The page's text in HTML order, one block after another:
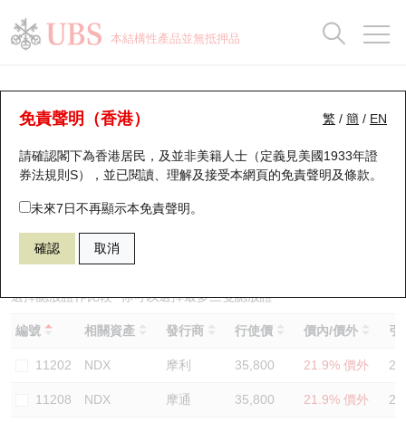
本結構性產品並無抵押品
繁 / 簡 / EN
免責聲明（香港）
請確認閣下為香港居民，及並非美籍人士（定義見美國1933年證
券法規則S），並已閱讀、理解及接受本網頁的免責聲明及條款。
未來7日不再顯示本免責聲明。
確認 取消
認股證分析儀
表現 街貨統計 比較
11180 瑞銀認購 NDX 納斯達克100指數
選擇認股證作比較*你可以選擇最多三隻認股證
編號 相關資產 發行商 行使價 價內/價外 引
11202 NDX 摩利 35,800 21.9% 價外
11208 NDX 摩通 35,800 21.9% 價外
瑞銀認股證一覽
新發行瑞銀認股證
即將到期認股證
認股證到期結算價查詢
認股證分析儀
認股證速算機
街貨統計
比較
牛熊全景快搜
牛熊證搜尋
牛熊證街貨分佈圖
正股牛熊證列表
新發行瑞銀牛熊證
已收回牛熊證剩餘價值
街貨統計
比較
十大升幅/跌幅
十大認股證成交分佈
十天股證佔大市成交
資金流
街貨統計
三十大平均引伸波幅
正股分析儀
二十大活躍股份
恒指成份股
國指成份股
科指成份股
相關資產沽空
持股比重
顯示所有持股比重
每月輪證大市專題
輪證專欄
講座及教育短片
認股證投資者教育
牛熊證投資者教育
認股證牛熊證常問問題